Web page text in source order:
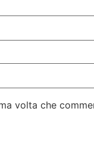
volta che